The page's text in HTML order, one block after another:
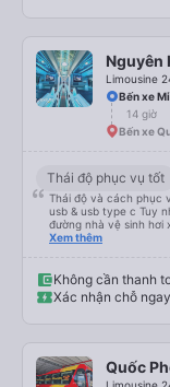
Nguyên
Limousine
Bến xe
14 giờ
Bến xe
Thái độ phục vụ tốt
Thái độ và cách phục
usb & usb type c Tuy
đường nhà vệ sinh hơi
miền tây và thùng đồ
Xem thêm
Không cần thanh
Xác nhận chỗ
Quốc